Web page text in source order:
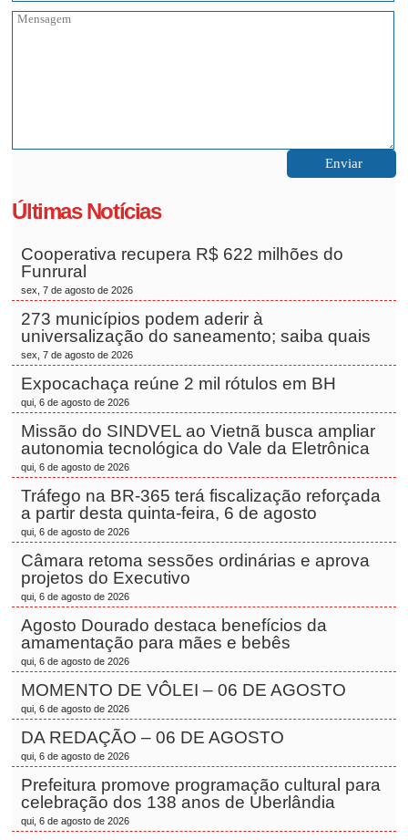
Últimas Notícias
Cooperativa recupera R$ 622 milhões do
Funrural
sex, 7 de agosto de 2026
273 municípios podem aderir à
universalização do saneamento; saiba quais
sex, 7 de agosto de 2026
Expocachaça reúne 2 mil rótulos em BH
qui, 6 de agosto de 2026
Missão do SINDVEL ao Vietnã busca ampliar
autonomia tecnológica do Vale da Eletrônica
qui, 6 de agosto de 2026
Tráfego na BR-365 terá fiscalização reforçada
a partir desta quinta-feira, 6 de agosto
qui, 6 de agosto de 2026
Câmara retoma sessões ordinárias e aprova
projetos do Executivo
qui, 6 de agosto de 2026
Agosto Dourado destaca benefícios da
amamentação para mães e bebês
qui, 6 de agosto de 2026
MOMENTO DE VÔLEI – 06 DE AGOSTO
qui, 6 de agosto de 2026
DA REDAÇÃO – 06 DE AGOSTO
qui, 6 de agosto de 2026
Prefeitura promove programação cultural para
celebração dos 138 anos de Uberlândia
qui, 6 de agosto de 2026